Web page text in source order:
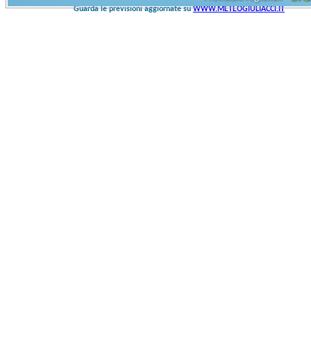
Guarda le previsioni aggiornate suWWW.METEOGIULIACCI.IT